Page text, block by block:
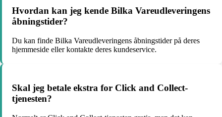
Hvordan kan jeg kende Bilka Vareudleveringens
åbningstider?
Du kan finde Bilka Vareudleveringens åbningstider på deres
hjemmeside eller kontakte deres kundeservice.
Skal jeg betale ekstra for Click and Collect-
tjenesten?